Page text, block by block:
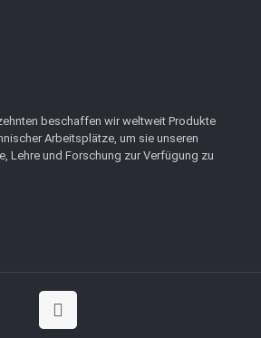
beschaffen wir weltweit Produkte
Arbeitsplätze, um sie unseren
Lehre und Forschung zur Verfügung zu